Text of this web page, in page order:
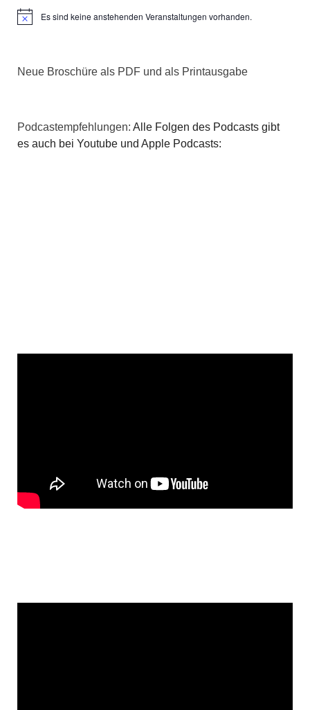
HinweisEs sind keine anstehenden Veranstaltungen vorhanden.
Neue Broschüre als PDF und als Printausgabe
Podcastempfehlungen: Alle Folgen des Podcasts gibt
es auch bei Youtube und Apple Podcasts: